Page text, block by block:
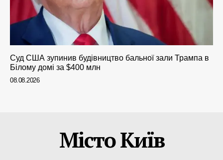
Суд США зупинив будівництво бальної зали Трампа в
Білому домі за $400 млн
08.08.2026
Місто Київ